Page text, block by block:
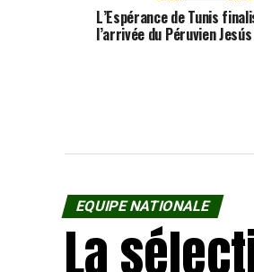
L’Espérance de Tunis
l’arrivée du Péruvien
EQUIPE NATIONALE
La